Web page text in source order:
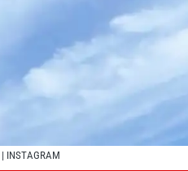
| INSTAGRAM